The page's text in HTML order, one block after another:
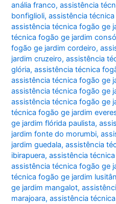
anália franco,assistência
bonfiglioli,assistência
assistência técnica fogão ge
técnica fogão ge jardim
fogão ge jardim cordeiro,
jardim cruzeiro,assistência
glória,assistência técnica
assistência técnica fogão ge
assistência técnica fogão ge
assistência técnica fogão ge
técnica fogão ge jardim
ge jardim flórida paulista,
jardim fonte do morumbi,
jardim guedala,assistência
ibirapuera,assistência
assistência técnica fogão ge
técnica fogão ge jardim
ge jardim mangalot,
marajoara,assistência